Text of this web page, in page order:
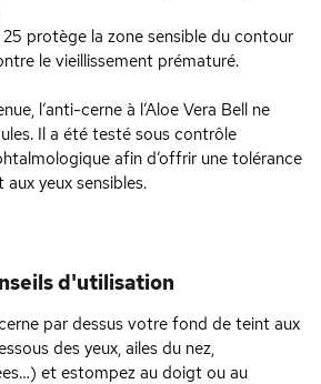
protège la zone sensible du contour
le vieillissement prématuré.
l’anti-cerne à l’Aloe Vera Bell ne
Il a été testé sous contrôle
afin d’offrir une tolérance
yeux sensibles.
d'utilisation
par dessus votre fond de teint aux
des yeux, ailes du nez,
et estompez au doigt ou au